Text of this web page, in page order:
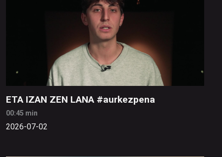
ETA IZAN ZEN LANA #aurkezpena
00:45 min
2026-07-02